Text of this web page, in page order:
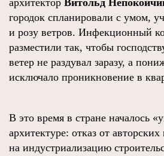
архитектор Витольд
городок спланировали с умом,
и розу ветров. Инфекционный
разместили так, чтобы
ветер не раздувал заразу, а
исключало проникновение в
В это время в стране началось
архитектуре: отказ от
на индустриализацию